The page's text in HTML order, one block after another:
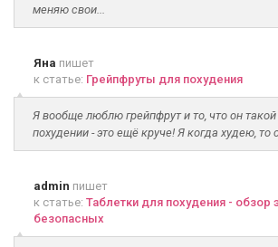
меняю свои...
Яна пишет
к статье: Грейпфруты для похудения
Я вообще люблю грейпфрут и то, что он
похудении - это ещё круче! Я когда худею, то
admin пишет
к статье: Таблетки для похудения - обзор
безопасных